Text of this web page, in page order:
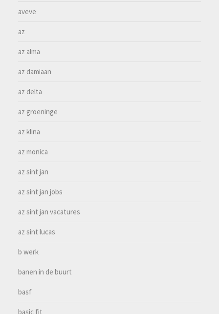
aveve
az
az alma
az damiaan
az delta
az groeninge
az klina
az monica
az sint jan
az sint jan jobs
az sint jan vacatures
az sint lucas
b werk
banen in de buurt
basf
basic fit